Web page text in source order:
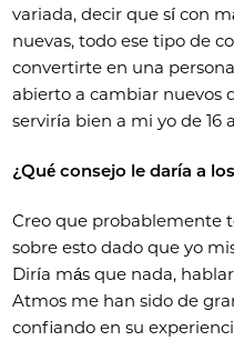
variada, decir que sí con
nuevas, todo ese tipo de
convertirte en una
abierto a cambiar nuevos
serviría bien a mi yo de 16
¿Qué consejo le daría a
Creo que probablemente
sobre esto dado que yo
Diría más que nada,
Atmos me han sido de
confiando en su